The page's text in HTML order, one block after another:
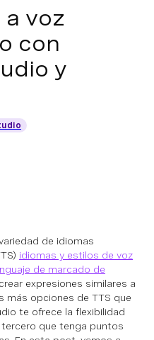
voz
con
y
de idiomas
idiomas y estilos de voz
de marcado de
expresiones similares a
más opciones de TTS que
te ofrece la flexibilidad
que tenga puntos